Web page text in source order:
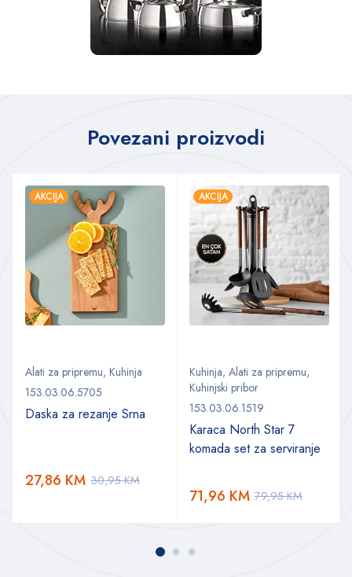
Povezani proizvodi
AKCIJA
Alati za pripremu, Kuhinja
153.03.06.5705
Daska za rezanje Srna
30,95KM
27,86 KM
AKCIJA
Kuhinja, Alati za pripremu,
Kuhinjski pribor
153.03.06.1519
Karaca North Star 7
komada set za serviranje
79,95KM
71,96 KM